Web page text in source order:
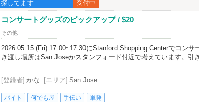
探してます 受付中
コンサートグッズのピックアップ / $20
その他
2026.05.15 (Fri) 17:00~17:30にStanford Shopping Centerでコン
き渡し場所はSan Joseかスタンフォード付近で考えています。引
[登録者] かな [エリア] San Jose
バイト 何でも屋 手伝い 単発